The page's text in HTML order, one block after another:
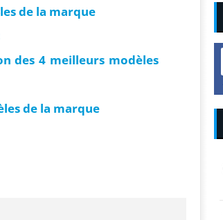
de la marque
des 4 meilleurs modèles
de la marque